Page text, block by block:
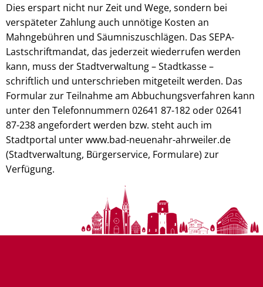
Dies erspart nicht nur Zeit und Wege, sondern bei
verspäteter Zahlung auch unnötige Kosten an
Mahngebühren und Säumniszuschlägen. Das SEPA-
Lastschriftmandat, das jederzeit wiederrufen werden
kann, muss der Stadtverwaltung – Stadtkasse –
schriftlich und unterschrieben mitgeteilt werden. Das
Formular zur Teilnahme am Abbuchungsverfahren kann
unter den Telefonnummern 02641 87-182 oder 02641
87-238 angefordert werden bzw. steht auch im
Stadtportal unter www.bad-neuenahr-ahrweiler.de
(Stadtverwaltung, Bürgerservice, Formulare) zur
Verfügung.